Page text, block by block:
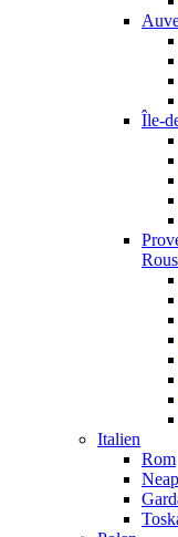
Île-
Italien
Rom